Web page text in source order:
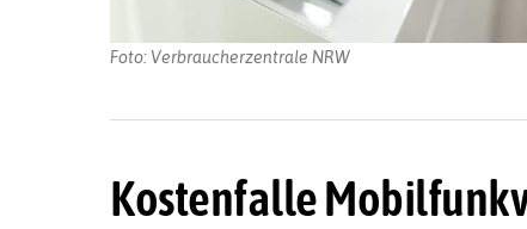
Foto: Verbraucherzentrale NRW
Kostenfalle